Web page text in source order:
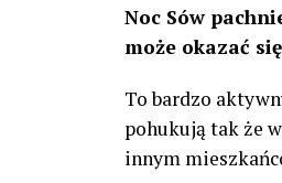
Noc Sów
może okazać
To bardzo
pohukują tak że
innym